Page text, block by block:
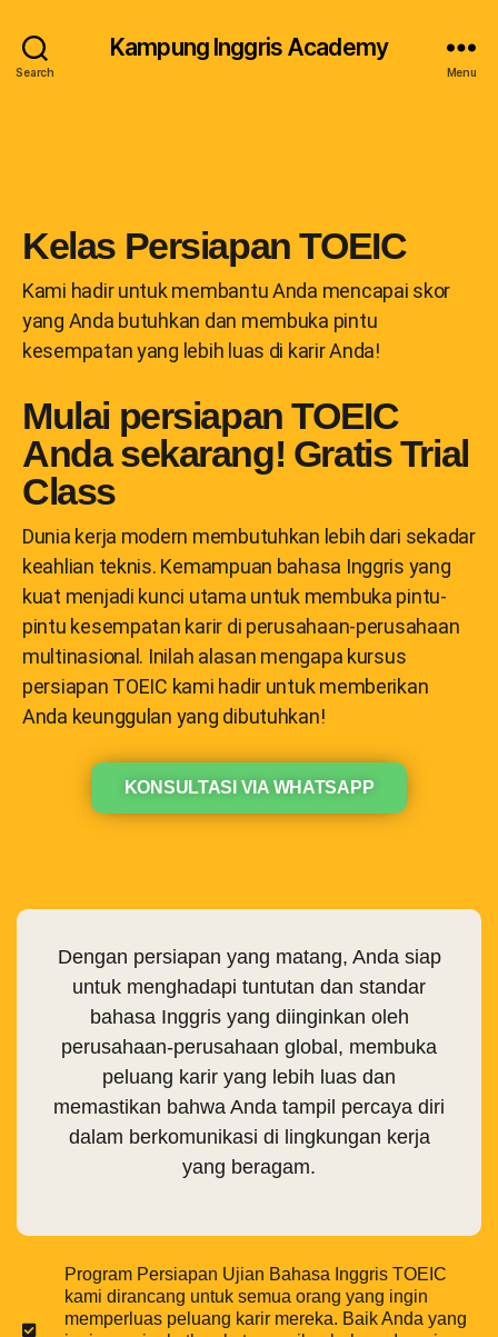
Search
Kampung Inggris Academy
Menu
Kelas Persiapan TOEIC
Kami hadir untuk membantu Anda mencapai skor
yang Anda butuhkan dan membuka pintu
kesempatan yang lebih luas di karir Anda!
Mulai persiapan TOEIC
Anda sekarang! Gratis Trial
Class
Dunia kerja modern membutuhkan lebih dari sekadar
keahlian teknis. Kemampuan bahasa Inggris yang
kuat menjadi kunci utama untuk membuka pintu-
pintu kesempatan karir di perusahaan-perusahaan
multinasional. Inilah alasan mengapa kursus
persiapan TOEIC kami hadir untuk memberikan
Anda keunggulan yang dibutuhkan!
KONSULTASI VIA WHATSAPP
Dengan persiapan yang matang, Anda siap
untuk menghadapi tuntutan dan standar
bahasa Inggris yang diinginkan oleh
perusahaan-perusahaan global, membuka
peluang karir yang lebih luas dan
memastikan bahwa Anda tampil percaya diri
dalam berkomunikasi di lingkungan kerja
yang beragam.
Program Persiapan Ujian Bahasa Inggris TOEIC
kami dirancang untuk semua orang yang ingin
memperluas peluang karir mereka. Baik Anda yang